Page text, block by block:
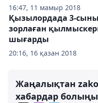
16:47, 11 мамыр 2018
20:16, 16 қазан 2018
Қызылордада 3-
зорлаған
шығарды
Жаңалықтан
хабардар